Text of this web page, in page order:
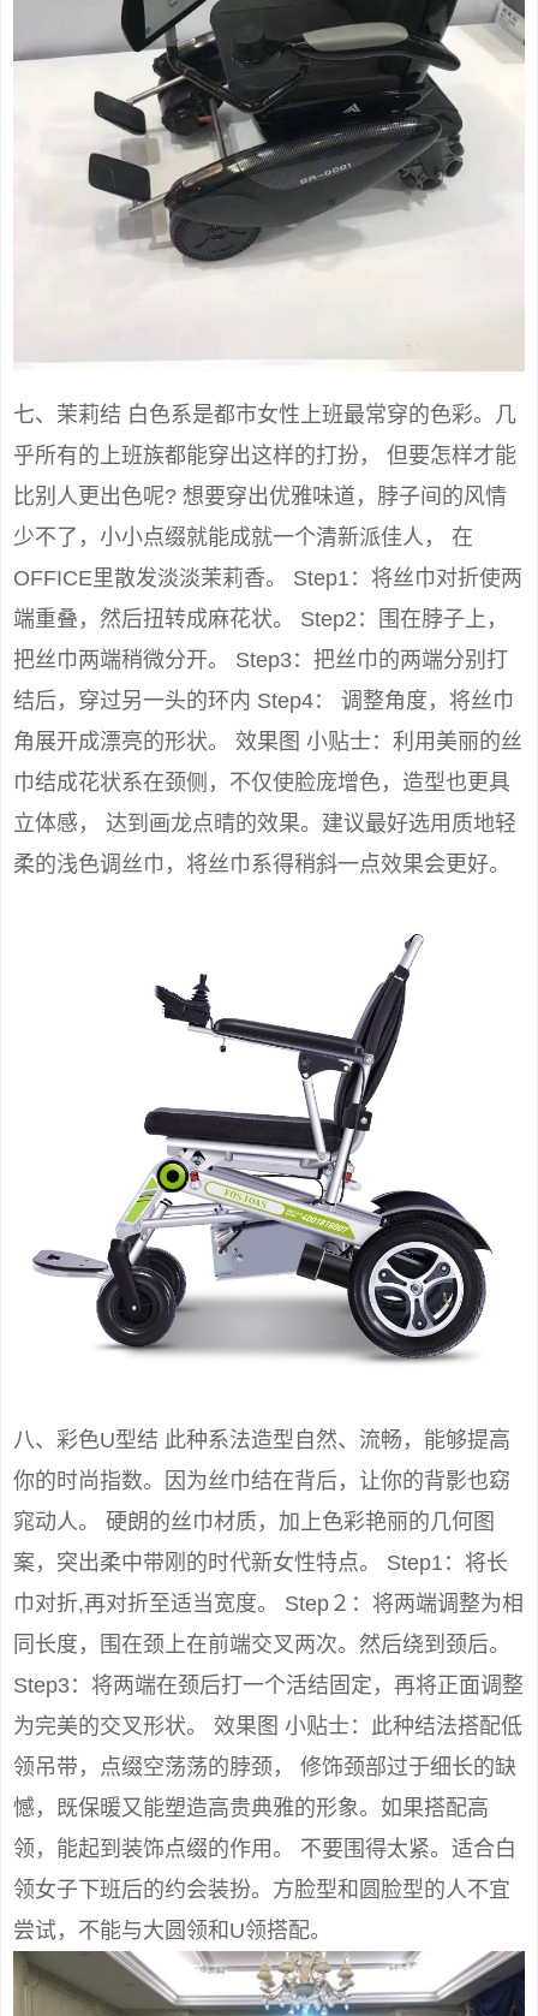
七、茉莉结 白色系是都市女性上班最常穿的色彩。几
乎所有的上班族都能穿出这样的打扮， 但要怎样才能
比别人更出色呢? 想要穿出优雅味道，脖子间的风情
少不了，小小点缀就能成就一个清新派佳人， 在
OFFICE里散发淡淡茉莉香。 Step1：将丝巾对折使两
端重叠，然后扭转成麻花状。 Step2：围在脖子上，
把丝巾两端稍微分开。 Step3：把丝巾的两端分别打
结后，穿过另一头的环内 Step4： 调整角度，将丝巾
角展开成漂亮的形状。 效果图 小贴士：利用美丽的丝
巾结成花状系在颈侧，不仅使脸庞增色，造型也更具
立体感， 达到画龙点晴的效果。建议最好选用质地轻
柔的浅色调丝巾，将丝巾系得稍斜一点效果会更好。
八、彩色U型结 此种系法造型自然、流畅，能够提高
你的时尚指数。因为丝巾结在背后，让你的背影也窈
窕动人。 硬朗的丝巾材质，加上色彩艳丽的几何图
案，突出柔中带刚的时代新女性特点。 Step1：将长
巾对折,再对折至适当宽度。 Step２：将两端调整为相
同长度，围在颈上在前端交叉两次。然后绕到颈后。
Step3：将两端在颈后打一个活结固定，再将正面调整
为完美的交叉形状。 效果图 小贴士：此种结法搭配低
领吊带，点缀空荡荡的脖颈， 修饰颈部过于细长的缺
憾，既保暖又能塑造高贵典雅的形象。如果搭配高
领，能起到装饰点缀的作用。 不要围得太紧。适合白
领女子下班后的约会装扮。方脸型和圆脸型的人不宜
尝试，不能与大圆领和U领搭配。